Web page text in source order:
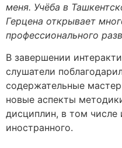
меня. Учёба в
Герцена открывает
профессионального
В завершении
слушатели
содержательные
новые аспекты
дисциплин, в том числе
иностранного.